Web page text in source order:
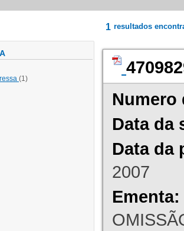
(1)
1 resultados
Numero
Data da
Data da
2007
Ementa: